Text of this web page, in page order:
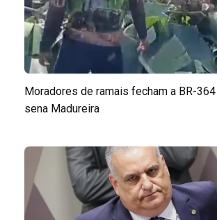
Moradores de ramais fecham a BR-
sena Madureira